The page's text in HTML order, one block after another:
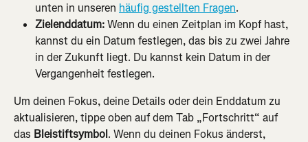
unten in unseren häufig gestellten Fragen.
Zielenddatum: Wenn du einen Zeitplan im Kopf hast,
kannst du ein Datum festlegen, das bis zu zwei Jahre
in der Zukunft liegt. Du kannst kein Datum in der
Vergangenheit festlegen.
Um deinen Fokus, deine Details oder dein Enddatum zu
aktualisieren, tippe oben auf dem Tab „Fortschritt“ auf
das Bleistiftsymbol. Wenn du deinen Fokus änderst,